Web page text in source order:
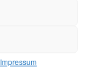
Impressum